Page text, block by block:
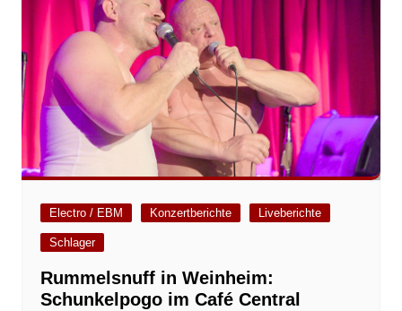
Electro / EBM Konzertberichte Liveberichte
Schlager
Rummelsnuff in Weinheim:
Schunkelpogo im Café Central